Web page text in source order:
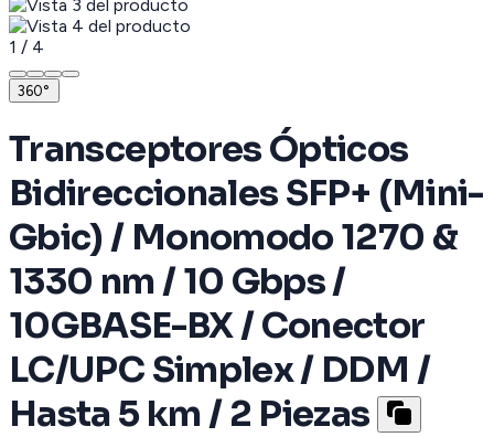
1 / 4
360°
Transceptores Ópticos
Bidireccionales SFP+ (Mini-
Gbic) / Monomodo 1270 &
1330 nm / 10 Gbps /
10GBASE-BX / Conector
LC/UPC Simplex / DDM /
Hasta 5 km / 2 Piezas